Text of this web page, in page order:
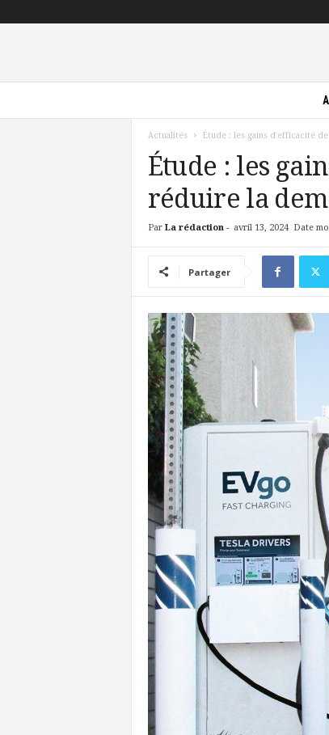
Actualités Étude : les gains d'efficacité
Étude : les
réduire la
Par La rédaction- avril 13, 2024 Date
Partager